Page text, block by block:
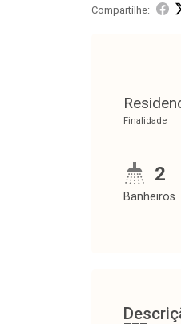
Compartilhe:
Finalidade
2
Banheiros